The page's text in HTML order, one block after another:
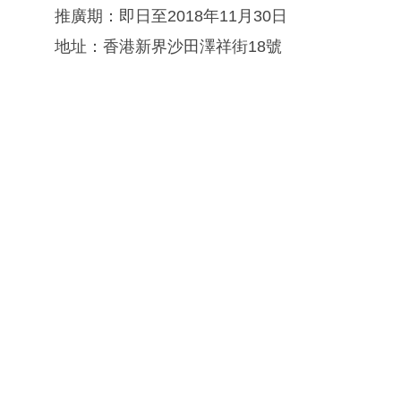
推廣期：即日至2018年11月30日
地址：香港新界沙田澤祥街18號